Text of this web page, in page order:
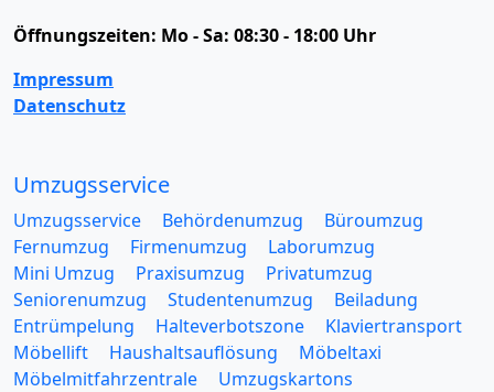
Öffnungszeiten: Mo - Sa: 08:30 - 18:00 Uhr
Impressum
Datenschutz
Umzugsservice
Umzugsservice Behördenumzug
Büroumzug
Fernumzug
Firmenumzug
Laborumzug
Mini Umzug
Praxisumzug
Privatumzug
Seniorenumzug
Studentenumzug
Beiladung
Entrümpelung
Halteverbotszone
Klaviertransport
Möbellift
Haushaltsauflösung
Möbeltaxi
Möbelmitfahrzentrale
Umzugskartons